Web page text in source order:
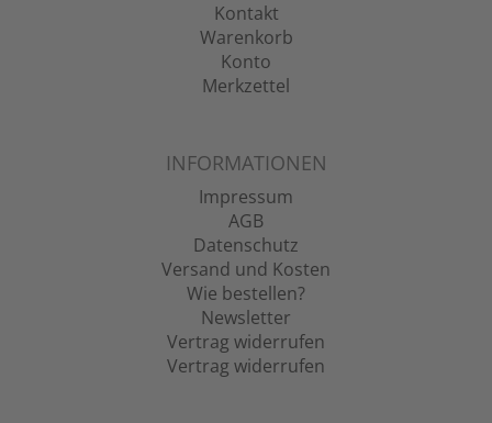
Kontakt
Warenkorb
Konto
Merkzettel
INFORMATIONEN
Impressum
AGB
Datenschutz
Versand und Kosten
Wie bestellen?
Newsletter
Vertrag widerrufen
Vertrag widerrufen